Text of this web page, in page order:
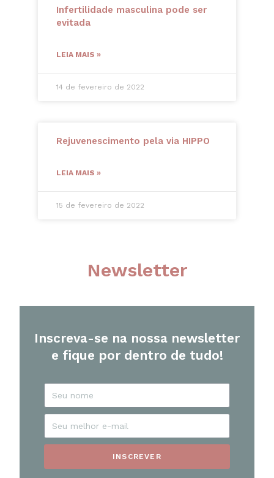
Infertilidade masculina pode ser
evitada
LEIA MAIS »
14 de fevereiro de 2022
Rejuvenescimento pela via HIPPO
LEIA MAIS »
15 de fevereiro de 2022
Newsletter
Inscreva-se na nossa newsletter
e fique por dentro de tudo!
INSCREVER